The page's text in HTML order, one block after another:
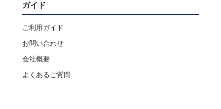
ガイド
ご利用ガイド
お問い合わせ
会社概要
よくあるご質問